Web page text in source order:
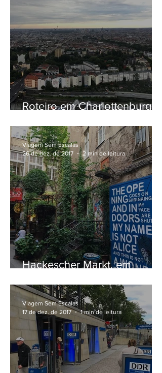
Roteiro em Charlottenburg,
Hackescher Markt, em
Viagem Sem Escalas
26 de dez. de 2017
2 min de leitura
Viagem Sem Escalas
17 de dez. de 2017
1 min de leitura